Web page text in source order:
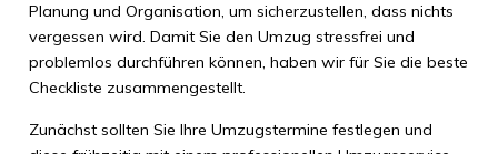
Planung und Organisation, um sicherzustellen, dass nichts
vergessen wird. Damit Sie den Umzug stressfrei und
problemlos durchführen können, haben wir für Sie die beste
Checkliste zusammengestellt.
Zunächst sollten Sie Ihre Umzugstermine festlegen und